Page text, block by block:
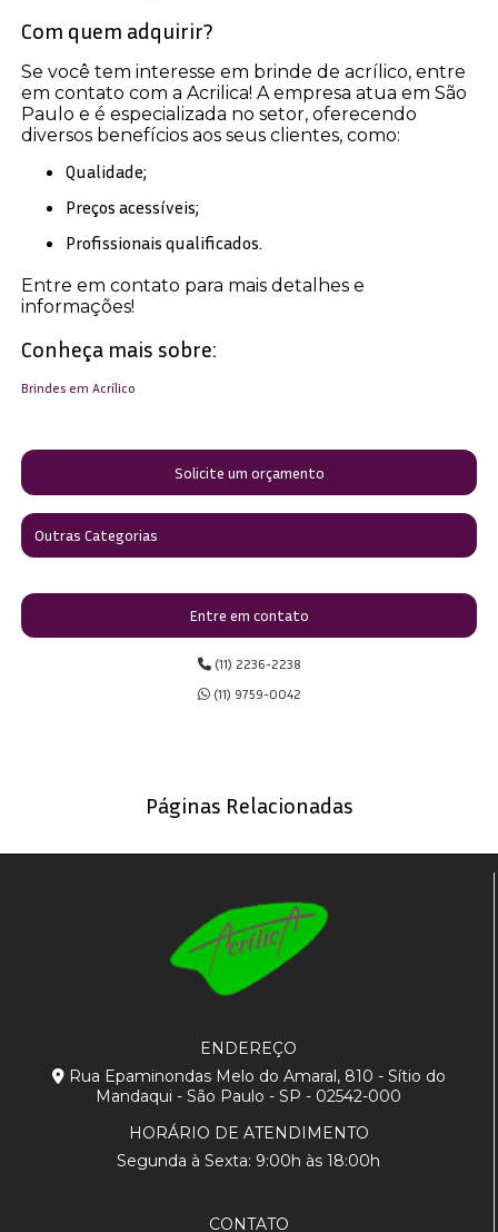
Com quem adquirir?
Se você tem interesse em brinde de acrílico, entre
em contato com a Acrilica! A empresa atua em São
Paulo e é especializada no setor, oferecendo
diversos benefícios aos seus clientes, como:
Qualidade;
Preços acessíveis;
Profissionais qualificados.
Entre em contato para mais detalhes e
informações!
Conheça mais sobre:
Brindes em Acrílico
Solicite um orçamento
Outras Categorias
Entre em contato
(11) 2236-2238
(11) 9759-0042
Páginas Relacionadas
ENDEREÇO
Rua Epaminondas Melo do Amaral, 810 - Sítio do
Mandaqui - São Paulo - SP - 02542-000
HORÁRIO DE ATENDIMENTO
Segunda à Sexta: 9:00h às 18:00h
CONTATO